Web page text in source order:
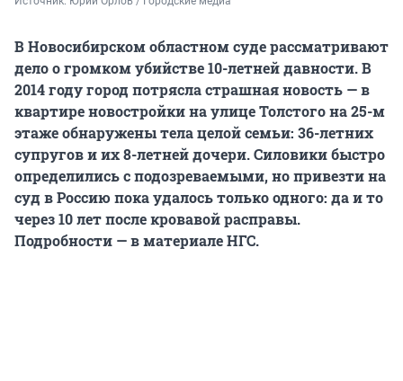
В Новосибирском областном суде рассматривают
дело о громком убийстве 10-летней давности. В
2014 году город потрясла страшная новость — в
квартире новостройки на улице Толстого на 25-м
этаже обнаружены тела целой семьи: 36-летних
супругов и их8-летнейдочери. Силовики быстро
определились с подозреваемыми, но привезти на
суд в Россию пока удалось только одного: да и то
через 10 лет после кровавой расправы.
Подробности — в материале НГС.